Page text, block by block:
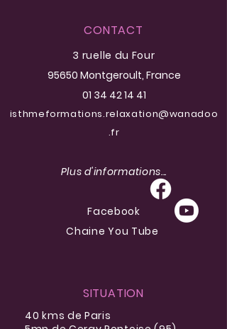
CONTACT
3 ruelle du Four
95650 Montgeroult, France
01 34 42 14 41
isthmeformations.relaxation@wanadoo
.fr
Plus d'informations...
Facebook
Chaine You Tube
SITUATION
40 kms de Paris